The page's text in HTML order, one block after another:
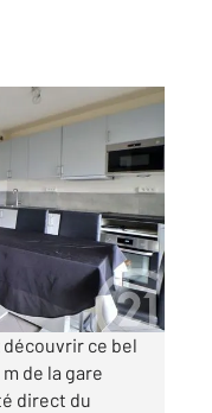
découvrir ce bel
de la gare
direct du